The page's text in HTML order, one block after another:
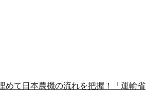
めて日本農機の流れを把握！「運輸省